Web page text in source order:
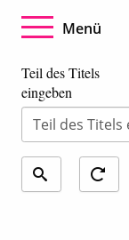
Menü
Teil des Titels
eingeben